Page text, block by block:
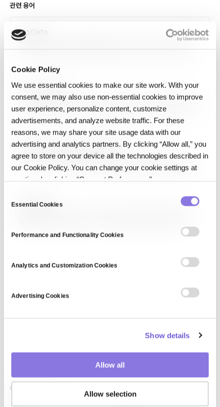
Cookie Policy
We use essential cookies to make our site work. With your
consent, we may also use non‑essential cookies to improve
user experience, personalize content, customize
advertisements, and analyze website traffic. For these
reasons, we may share your site usage data with our
advertising and analytics partners. By clicking “Allow all,” you
agree to store on your device all the technologies described in
our Cookie Policy. You can change your cookie settings at
any time by clicking “Consent Preferences."
Essential Cookies
Performance and Functionality Cookies
Analytics and Customization Cookies
Advertising Cookies
Show details
Allow all
Allow selection
관련 용어
Big Data
빅데이터(Big Data)는 전통적인 데이터 처리 도구로는 다루기 어려운
대규모·고속·다양한 형태의 데이터를 의미합니다. 3V(Volume, Velocity,
모델도 사용됩니다. Hadoop, Spark, Kafka 같은 분산 처리 기술로
Data Lineage
Data lineage(데이터 계보)는 데이터가 어디에서 와서 어떻게 이동하고
변환되는지를 원천부터 그것을 사용하는 테이블·모델까지 기록한 것입니다.
Compliance-safe Data Usage
규정 준수 안전 데이터 사용(Compliance-safe Data Usage)은
GDPR, CCPA, HIPAA 등 데이터 보호 규제를 자동으로 강제하면서 분석
·AI에 데이터를 활용할 수 있도록 설계된 데이터 운영 방식입니다. 동의 관리,
접근 로그, 차등 정보보호, 동형 암호, 합성 데이터를 조합해 원본 데이터
Fake data
데이터, 딥페이크, 조작된 허위 정보까지 포함됩니다. 맥락에 따라 의도가
다르며, 테스트 데이터는 합법적·유용한 반면 허위 정보·딥페이크는 사회적